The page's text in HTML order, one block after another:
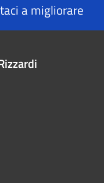
a migliorare